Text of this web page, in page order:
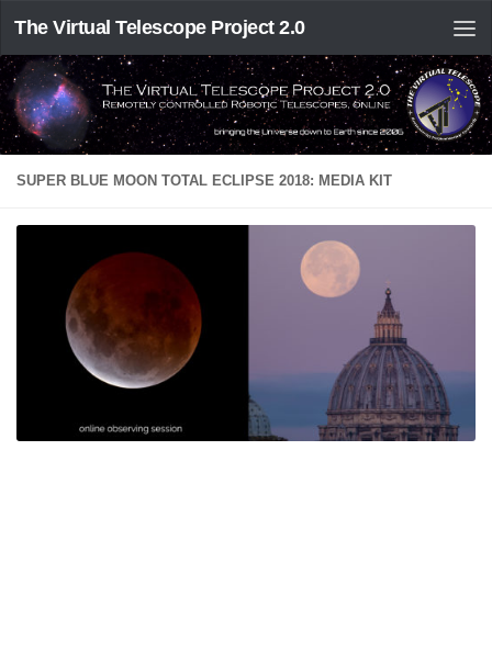
The Virtual Telescope Project 2.0
SUPER BLUE MOON TOTAL ECLIPSE 2018: MEDIA KIT